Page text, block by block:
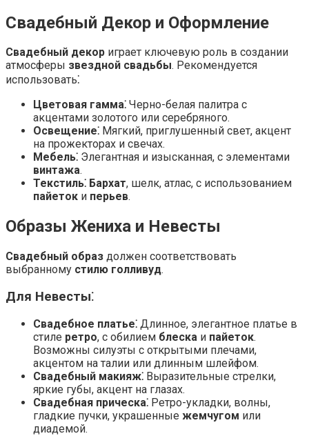
Свадебный Декор и Оформление
Свадебный декор играет ключевую роль в создании
атмосферы звездной свадьбы. Рекомендуется
использовать⁚
Цветовая гамма⁚ Черно-белая палитра с
акцентами золотого или серебряного.
Освещение⁚ Мягкий, приглушенный свет, акцент
на прожекторах и свечах.
Мебель⁚ Элегантная и изысканная, с элементами
винтажа.
Текстиль⁚ Бархат, шелк, атлас, с использованием
пайеток и перьев.
Образы Жениха и Невесты
Свадебный образ должен соответствовать
выбранному стилю голливуд.
Для Невесты⁚
Свадебное платье⁚ Длинное, элегантное платье в
стиле ретро, с обилием блеска и пайеток.
Возможны силуэты с открытыми плечами,
акцентом на талии или длинным шлейфом.
Свадебный макияж⁚ Выразительные стрелки,
яркие губы, акцент на глазах.
Свадебная прическа⁚ Ретро-укладки, волны,
гладкие пучки, украшенные жемчугом или
диадемой.